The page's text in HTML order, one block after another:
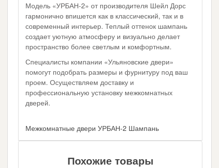
Модель «УРБАН-2» от производителя Шейл Дорс
гармонично впишется как в классический, так и в
современный интерьер. Теплый оттенок шампань
создает уютную атмосферу и визуально делает
пространство более светлым и комфортным.
Специалисты компании «Ульяновские двери»
помогут подобрать размеры и фурнитуру под ваш
проем. Осуществляем доставку и
профессиональную установку межкомнатных
дверей.
Межкомнатные двери УРБАН-2 Шампань
Похожие товары